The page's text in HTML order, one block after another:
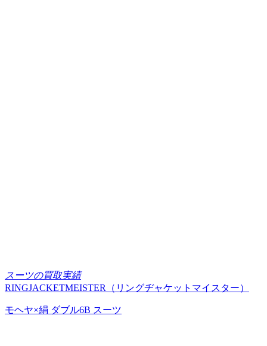
スーツの買取実績
RINGJACKETMEISTER（リングヂャケットマイスター）
モヘヤ×絹 ダブル6B スーツ